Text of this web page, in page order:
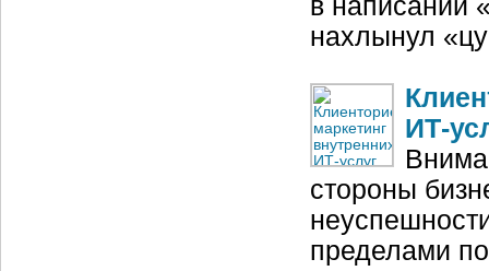
в написании
нахлынул
ИТ-
стороны
пределами